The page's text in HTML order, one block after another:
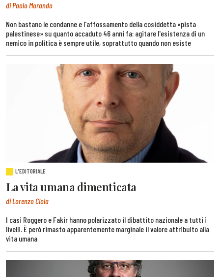
di Paolo Morando
Non bastano le condanne e l'affossamento della cosiddetta «pista
palestinese» su quanto accaduto 46 anni fa: agitare l'esistenza di un
nemico in politica è sempre utile, soprattutto quando non esiste
L'EDITORIALE
La vita umana dimenticata
di Lorenzo Ciola
I casi Roggero e Fakir hanno polarizzato il dibattito nazionale a tutti i
livelli. È però rimasto apparentemente marginale il valore attribuito alla
vita umana